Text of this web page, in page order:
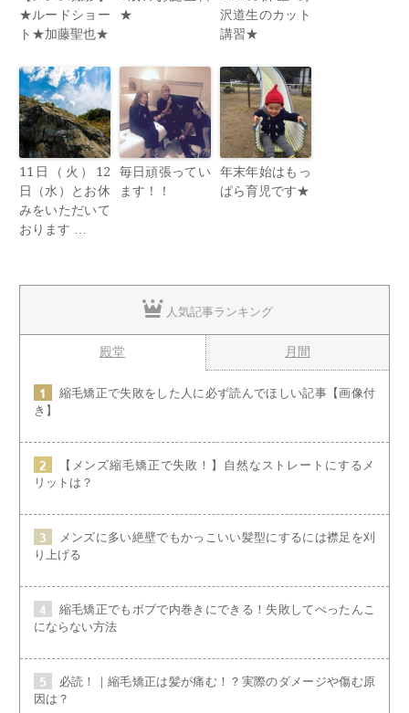
★ルードショー
ト★加藤聖也★
★
沢道生のカット
講習★
11日（火）12
日（水）とお休
みをいただいて
おります …
毎日頑張ってい
ます！！
年末年始はもっ
ぱら育児です★
人気記事ランキング
殿堂 月間
縮毛矯正で失敗をした人に必ず読んでほしい記事【画像付
き】
【メンズ縮毛矯正で失敗！】自然なストレートにするメ
リットは？
メンズに多い絶壁でもかっこいい髪型にするには襟足を刈
り上げる
縮毛矯正でもボブで内巻きにできる！失敗してぺったんこ
にならない方法
必読！｜縮毛矯正は髪が痛む！？実際のダメージや傷む原
因は？